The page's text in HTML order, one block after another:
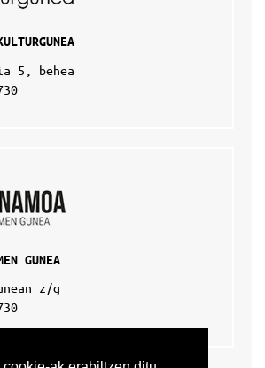
5, behea
GUNEA
z/g